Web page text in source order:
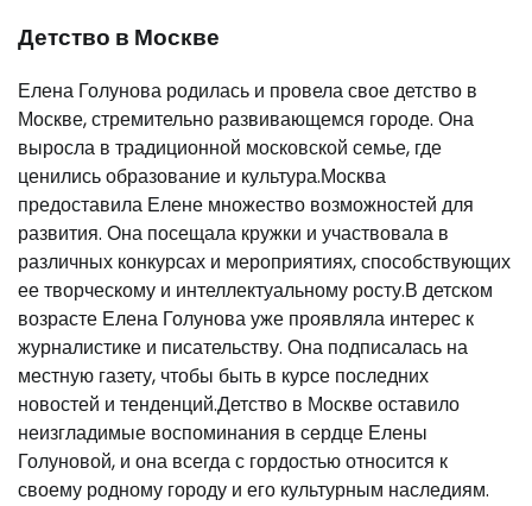
Детство в Москве
Елена Голунова родилась и провела свое детство в
Москве, стремительно развивающемся городе. Она
выросла в традиционной московской семье, где
ценились образование и культура.Москва
предоставила Елене множество возможностей для
развития. Она посещала кружки и участвовала в
различных конкурсах и мероприятиях, способствующих
ее творческому и интеллектуальному росту.В детском
возрасте Елена Голунова уже проявляла интерес к
журналистике и писательству. Она подписалась на
местную газету, чтобы быть в курсе последних
новостей и тенденций.Детство в Москве оставило
неизгладимые воспоминания в сердце Елены
Голуновой, и она всегда с гордостью относится к
своему родному городу и его культурным наследиям.